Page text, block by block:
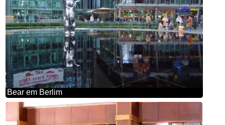
Bear em Berlim